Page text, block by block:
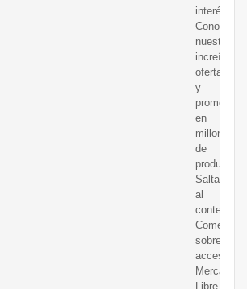
interés!
Conozca
nuestras
increíbles
ofertas
y
en
millones
de
productos.
Saltar
al
contenido
Comentar
sobre
Mercado
Libre